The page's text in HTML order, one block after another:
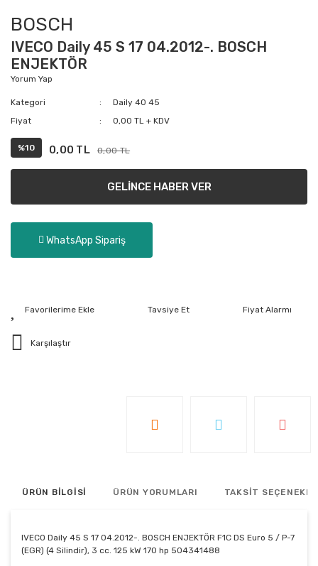
BOSCH
IVECO Daily 45 S 17 04.2012-. BOSCH
ENJEKTÖR
Yorum Yap
Kategori
Daily 40 45
Fiyat
0,00 TL + KDV
%10 0,00 TL 0,00 TL
GELİNCE HABER VER
WhatsApp Sipariş
Tavsiye Et Fiyat Alarmı
Karşılaştır
ÜRÜN BİLGİSİ ÜRÜN YORUMLARI TAKSİT
IVECO Daily 45 S 17 04.2012-. BOSCH ENJEKTÖR F1C DS Euro 5 / P-7
(EGR) (4 Silindir), 3 cc. 125 kW 170 hp 504341488